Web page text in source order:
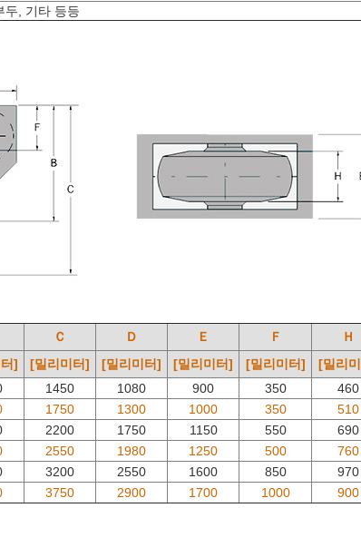
두, 기타 등등
Ｃ Ｄ Ｅ Ｆ
Ｈ
] [밀리미터] [밀리미터] [밀리미터] [밀리미터]
[밀리
1450 1080 900 350
460
1750 1300 1000 350
510
2200 1750 1150 550
690
2550 1980 1250 500
760
3200 2550 1600 850
970
3750 2900 1700 1000 900